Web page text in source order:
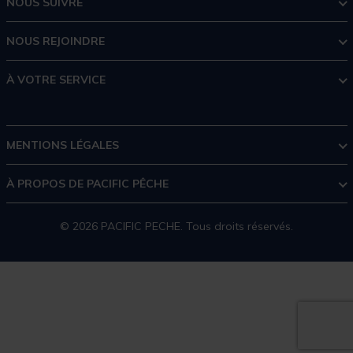
NOUS REJOINDRE
À VOTRE SERVICE
MENTIONS LÉGALES
À PROPOS DE PACIFIC PÊCHE
© 2026 PACIFIC PECHE. Tous droits réservés.